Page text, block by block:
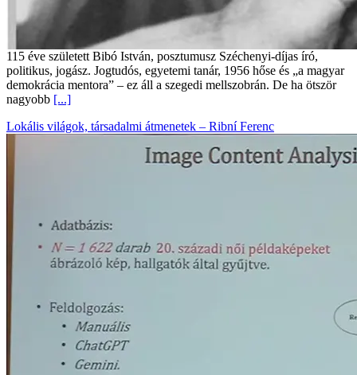
115 éve született Bibó István, posztumusz Széchenyi-díjas író,
politikus, jogász. Jogtudós, egyetemi tanár, 1956 hőse és „a magyar
demokrácia mentora” – ez áll a szegedi mellszobrán. De ha ötször
nagyobb [...]
Lokális világok, társadalmi átmenetek – Ribní Ferenc